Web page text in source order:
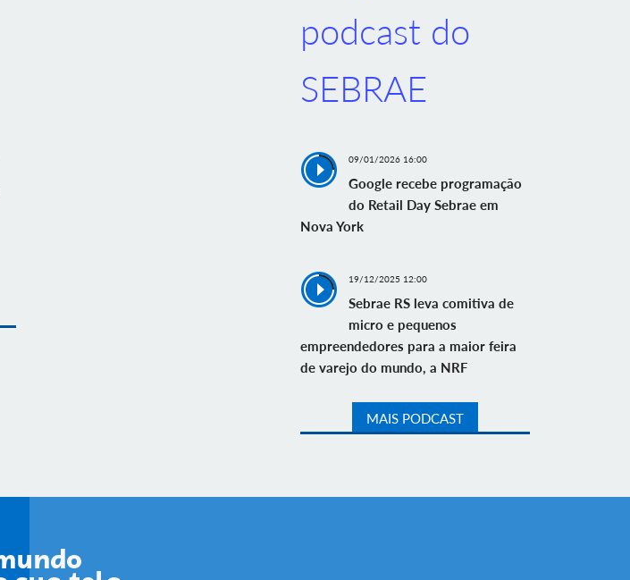
podcast do
SEBRAE
09/01/2026 16:00
Google recebe programação
do Retail Day Sebrae em
Nova York
19/12/2025 12:00
Sebrae RS leva comitiva de
micro e pequenos
empreendedores para a maior feira
de varejo do mundo, a NRF
MAIS PODCAST